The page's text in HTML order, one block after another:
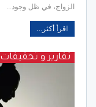
الزواج، في ظل وجود…
اقرأ أكثر...
تقارير و تحقيقات